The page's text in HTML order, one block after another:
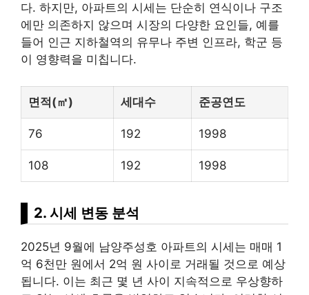
다. 하지만, 아파트의 시세는 단순히 연식이나 구조
에만 의존하지 않으며 시장의 다양한 요인들, 예를
들어 인근 지하철역의 유무나 주변 인프라, 학군 등
이 영향력을 미칩니다.
면적(㎡) 세대수 준공연도
76 192 1998
108 192 1998
2. 시세 변동 분석
2025년 9월에 남양주성호 아파트의 시세는 매매 1
억 6천만 원에서 2억 원 사이로 거래될 것으로 예상
됩니다. 이는 최근 몇 년 사이 지속적으로 우상향하